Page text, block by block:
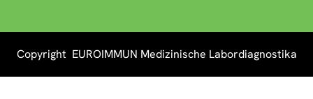
Copyright EUROIMMUN Medizinische Labordiagnostika